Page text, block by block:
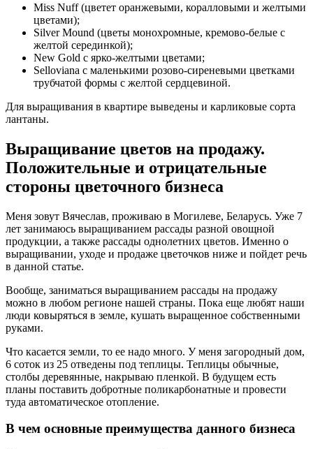
Miss Nuff (цветет оранжевыми, коралловыми и желтыми
цветами);
Silver Mound (цветы монохромные, кремово-белые с
желтой серединкой);
New Gold с ярко-желтыми цветами;
Selloviana с маленькими розово-сиреневыми цветками
трубчатой формы с желтой сердцевиной.
Для выращивания в квартире выведены и карликовые сорта
лантаны.
Выращивание цветов на продажу.
Положительные и отрицательные
стороны цветочного бизнеса
Меня зовут Вячеслав, проживаю в Могилеве, Беларусь. Уже 7
лет занимаюсь выращиванием рассады разной овощной
продукции, а также рассады однолетних цветов. Именно о
выращивании, уходе и продаже цветочков ниже и пойдет речь
в данной статье.
Вообще, заниматься выращиванием рассады на продажу
можно в любом регионе нашей страны. Пока еще любят наши
люди ковыряться в земле, кушать выращенное собственными
руками.
Что касается земли, то ее надо много. У меня загородный дом,
6 соток из 25 отведены под теплицы. Теплицы обычные,
столбы деревянные, накрываю пленкой. В будущем есть
планы поставить добротные поликарбонатные и провести
туда автоматическое отопление.
В чем основные преимущества данного бизнеса